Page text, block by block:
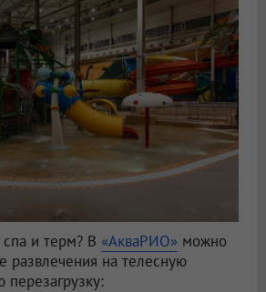
и терм? В «АкваРИО» можно
развлечения на телесную